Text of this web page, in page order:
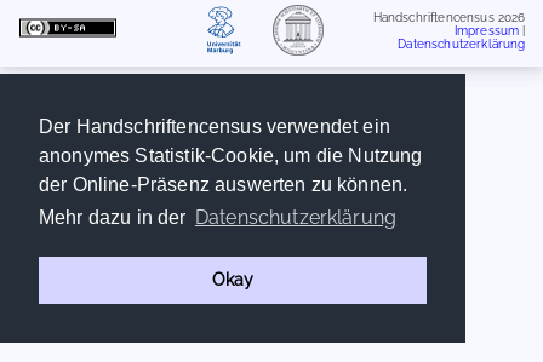
Der Handschriftencensus verwendet ein
anonymes Statistik-Cookie, um die Nutzung
der Online-Präsenz auswerten zu können.
Mehr dazu in der Datenschutzerklärung
Okay
Handschriftencensus 2026
Impressum
Datenschutzerklärung